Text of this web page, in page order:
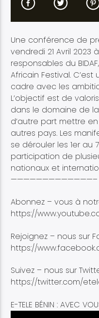
Etele en direct
Une conférence de
vendredi 21 Avril
responsables du
Africain Festival.
cadre avec les
L’objectif est de
dans le domaine de
d’autre part mettre
autres pays. Les
se dérouler les 1er au
participation de
nationaux et
—————————————–
Abonnez – vous à
https://
Rejoignez – nous sur
https://
Suivez – nous sur
https://twitter.com/
E-TELE BÉNIN : AVEC